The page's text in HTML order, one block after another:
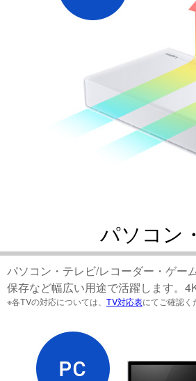
パソコン
パソコン・テレビ/レコーダー・ゲー
保存など幅広い用途で活躍します。
※各TVの対応については、 TV対応表にてご確認く